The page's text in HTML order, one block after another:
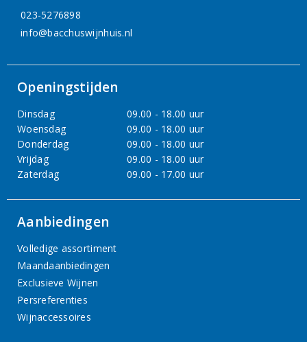
023-5276898
info@bacchuswijnhuis.nl
Openingstijden
Dinsdag
09.00 - 18.00 uur
Woensdag
09.00 - 18.00 uur
Donderdag
09.00 - 18.00 uur
Vrijdag
09.00 - 18.00 uur
Zaterdag
09.00 - 17.00 uur
Aanbiedingen
Volledige assortiment
Maandaanbiedingen
Exclusieve Wijnen
Persreferenties
Wijnaccessoires